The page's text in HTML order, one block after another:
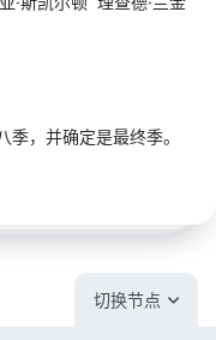
，并确定是最终季。
切换节点